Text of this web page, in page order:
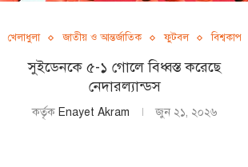
খেলাধুলা জাতীয় ও আন্তর্জাতিক ফুটবল বিশ্বকাপ
সুইডেনকে ৫-১ গোলে বিধ্বস্ত করেছে
নেদারল্যান্ডস
কর্তৃক Enayet Akram জুন ২১, ২০২৬